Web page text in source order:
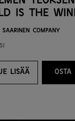
Is the
Company
LUE LISÄÄ
LISÄÄ